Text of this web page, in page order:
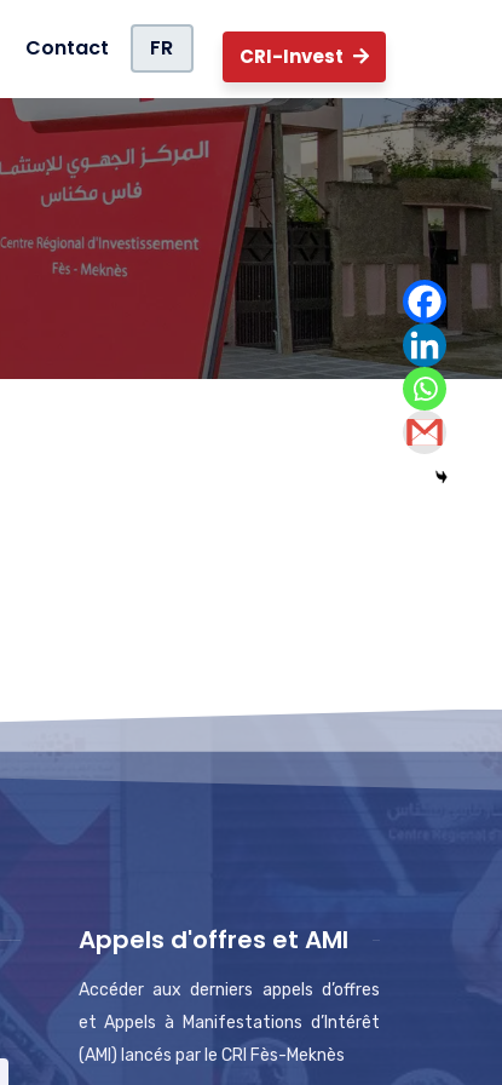
Contact FR CRI-Invest
Appels d'offres et AMI
Accéder aux derniers appels d’offres
et Appels à Manifestations d’Intérêt
(AMI) lancés par le CRI Fès-Meknès